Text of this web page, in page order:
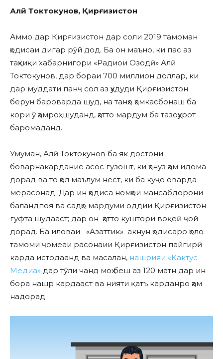
Алӣ Токтокунов, Қирғизистон
Аммо дар Қирғизистон дар соли 2019 тамоман
ҳодисаи дигар рӯй дод. Ба он маъно, ки пас аз
таҳқиқи хабарнигори «Радиои Озодӣ» Алӣ
Токтокунов, дар бораи 700 миллион доллар, ки
дар муддати панҷ сол аз ҳудуди Қирғизистон
берун бароварда шуд, на танҳо ҳамкасбонаш ба
кори ӯ ҳамроҳ шуданд, ҳатто мардум ба тазоҳурот
баромаданд.
Умуман, Алӣ Токтокунов ба як достони
боварнакардание асос гузошт, ки ҳануз ҳам идома
дорад ва то ҳол маълум нест, ки ба куҷо оварда
мерасонад. Дар ин ҳодиса номҳои мансабдорони
баландпоя ва садҳо мардуми оддии Қирғизистон
гуфта шудааст; дар он ҳатто куштори воқеӣ ҷой
дорад. Ба иловаи «Азаттик» акнун ҳодисаро ҳоло
тамоми ҷомеаи расонаии Қирғизистон пайгирӣ
карда истодаанд ва масалан, нашрияи «Кактус
Медиа» дар тӯли чанд моҳ беш аз 120 матн дар ин
бора нашр кардааст ва нияти қатъ карданро ҳам
надорад.